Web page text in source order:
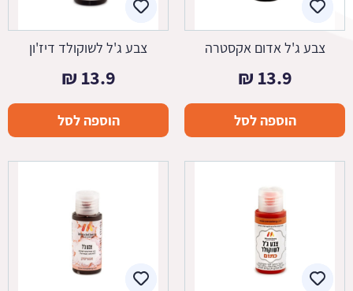
צבע ג'ל אדום אקסטרה
13.9
₪
הוספה לסל
צבע ג'ל לשוקולד דיז'ון
13.9
₪
הוספה לסל